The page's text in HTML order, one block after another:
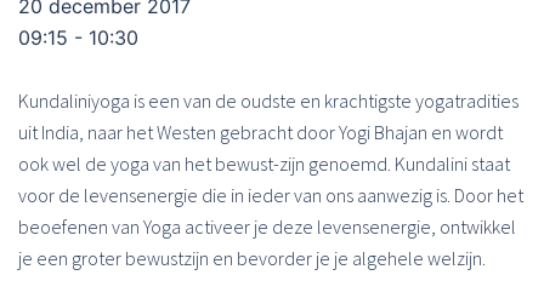
20 december 2017
09:15 - 10:30
Kundaliniyoga is een van de oudste en krachtigste yogatradities
uit India, naar het Westen gebracht door Yogi Bhajan en wordt
ook wel de yoga van het bewust-zijn genoemd. Kundalini staat
voor de levensenergie die in ieder van ons aanwezig is. Door het
beoefenen van Yoga activeer je deze levensenergie, ontwikkel
je een groter bewustzijn en bevorder je je algehele welzijn.